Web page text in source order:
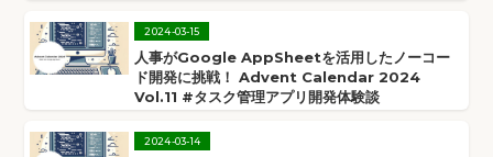
2024-03-15
人事がGoogle AppSheetを活用したノーコー
ド開発に挑戦！ Advent Calendar 2024
Vol.11 #タスク管理アプリ開発体験談
2024-03-14